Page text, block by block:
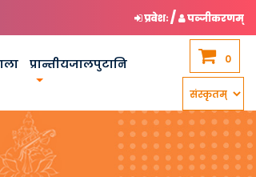
प्रवेशः/ पञ्जीकरणम्
प्रान्तीयजालपुटानि 0